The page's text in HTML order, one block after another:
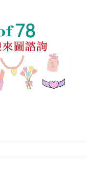
短袖T恤.好質量是您的需求